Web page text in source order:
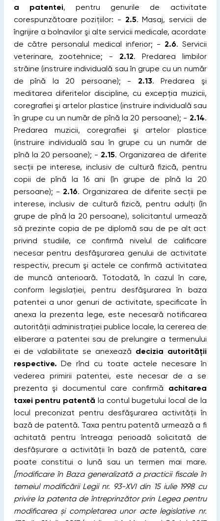
a patentei, pentru genurile de activitate
corespunzătoare poziţiilor: - 2.5. Masaj, servicii de
îngrijire a bolnavilor şi alte servicii medicale, acordate
de către personalul medical inferior; - 2.6. Servicii
veterinare, zootehnice; - 2.12. Predarea limbilor
străine (instruire individuală sau în grupe cu un număr
de pînă la 20 persoane); - 2.13. Predarea şi
meditarea diferitelor discipline, cu excepţia muzicii,
coregrafiei şi artelor plastice (instruire individuală sau
în grupe cu un număr de pînă la 20 persoane); - 2.14.
Predarea muzicii, coregrafiei şi artelor plastice
(instruire individuală sau în grupe cu un număr de
pînă la 20 persoane); - 2.15. Organizarea de diferite
secţii pe interese, inclusiv de cultură fizică, pentru
copii de pînă la 16 ani (în grupe de pînă la 20
persoane); - 2.16. Organizarea de diferite secţii pe
interese, inclusiv de cultură fizică, pentru adulţi (în
grupe de pînă la 20 persoane), solicitantul urmează
să prezinte copia de pe diplomă sau de pe alt act
privind studiile, ce confirmă nivelul de calificare
necesar pentru desfăşurarea genului de activitate
respectiv, precum şi actele ce confirmă activitatea
de muncă anterioară. Totodată, în cazul în care,
conform legislaţiei, pentru desfăşurarea în baza
patentei a unor genuri de activitate, specificate în
anexa la prezenta lege, este necesară notificarea
autorităţii administraţiei publice locale, la cererea de
eliberare a patentei sau de prelungire a termenului
ei de valabilitate se anexează decizia autorităţii
respective. De rînd cu toate actele necesare în
vederea primirii patentei, este necesar de a se
prezenta şi documentul care confirmă achitarea
taxei pentru patentă la contul bugetului local de la
locul preconizat pentru desfăşurarea activităţii în
bază de patentă. Taxa pentru patentă urmează a fi
achitată pentru întreaga perioadă solicitată de
desfășurare a activității în bază de patentă, care
poate constitui o lună sau un termen mai mare.
[modificare în Baza generalizată a practicii fiscale în
temeiul modificării Legii nr. 93-XVI din 15 iulie 1998 cu
privire la patenta de întreprinzător prin Legea pentru
modificarea și completarea unor acte legislative nr.